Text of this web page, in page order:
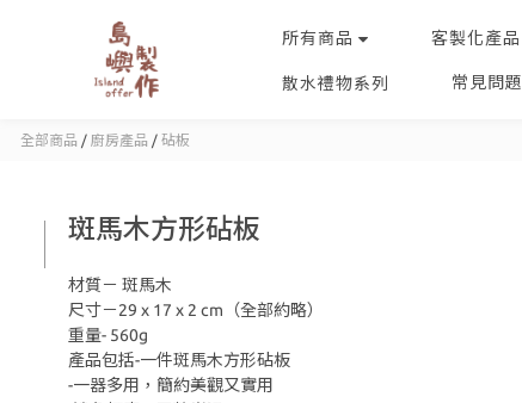
所有商品 客製化產品
散水禮物系列 常見問題
全部商品 / 廚房產品 / 砧板
斑馬木方形砧板
材質－ 斑馬木
尺寸－29 x 17 x 2 cm（全部約略）
重量- 560g
產品包括-一件斑馬木方形砧板
-一器多用，簡約美觀又實用